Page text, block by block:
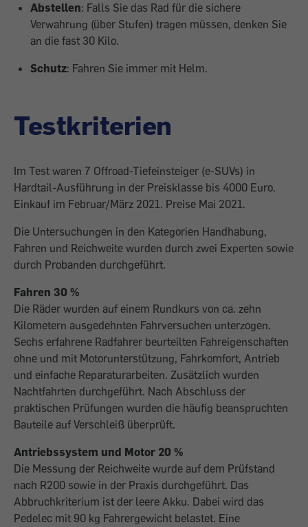
Abstellen: Falls Sie das Rad für die sichere
Verwahrung (über Stufen) tragen müssen, denken Sie
an die fast 30 Kilo.
Schutz: Fahren Sie immer mit Helm.
Testkriterien
Im Test waren 7 Offroad-Tiefeinsteiger (e-SUVs) in
Hardtail-Ausführung in der Preisklasse bis 4000 Euro.
Einkauf im Februar/März 2021. Preise Mai 2021.
Die Untersuchungen in den Kategorien Handhabung,
Fahren und Reichweite wurden durch zwei Experten sowie
durch Probanden durchgeführt.
Fahren 30 %
Die Räder wurden auf einem Rundkurs von ca. zehn
Kilometern ausgedehnten Fahrversuchen unterzogen.
Sechs erfahrene Radfahrer beurteilten Fahreigenschaften
ohne und mit Motorunterstützung, Fahrkomfort, Antrieb
und einfache Reparaturarbeiten. Zusätzlich wurden
Nachtfahrten durchgeführt. Nach Abschluss der
praktischen Prüfungen wurden die häufig beanspruchten
Bauteile auf Verschleiß überprüft.
Antriebssystem und Motor 20 %
Die Messung der Reichweite wurde auf dem Prüfstand
nach R200 sowie in der Praxis durchgeführt. Das
Abbruchkriterium ist der leere Akku. Dabei wird das
Pedelec mit 90 kg Fahrergewicht belastet. Eine